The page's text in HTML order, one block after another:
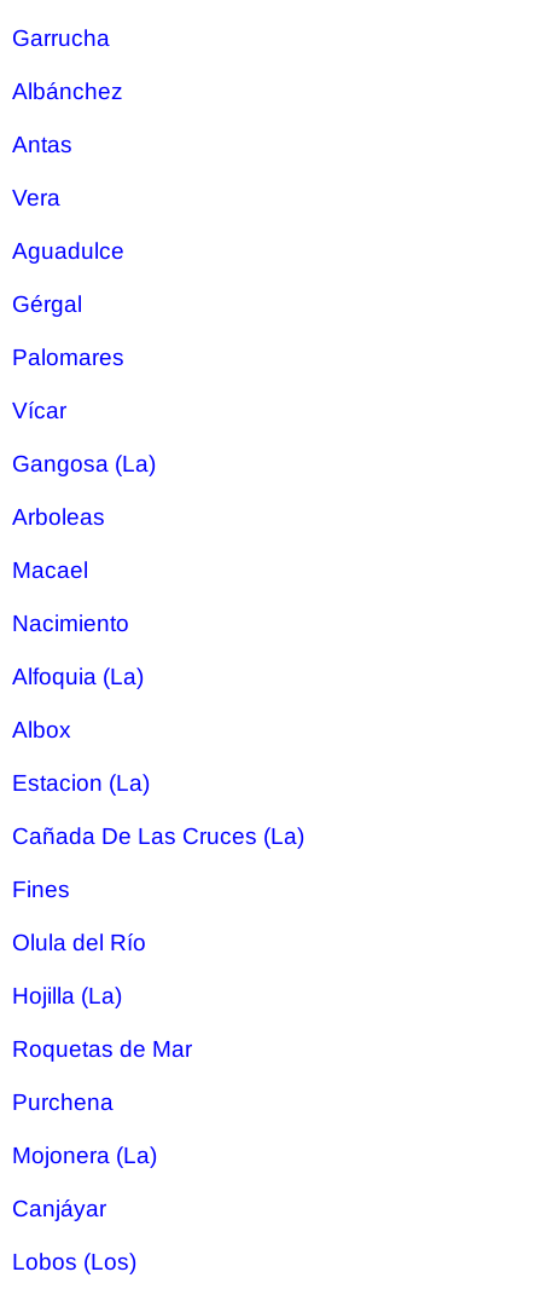
Garrucha
Albánchez
Antas
Vera
Aguadulce
Gérgal
Palomares
Vícar
Gangosa (La)
Arboleas
Macael
Nacimiento
Alfoquia (La)
Albox
Estacion (La)
Cañada De Las Cruces (La)
Fines
Olula del Río
Hojilla (La)
Roquetas de Mar
Purchena
Mojonera (La)
Canjáyar
Lobos (Los)